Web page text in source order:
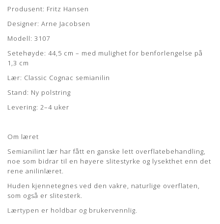
Specifikationer
Model: 3107
Designer: Arne Jacobsen
Læder: Envy Olive Anilin
Stand: Renoveret, originalt møbel, som er nypolstret
hos egen møbelpolstrer.
Sædehøjde: 46,5 cm
Læs mere om pleje og vedligeholdelse her
Produsent: Fritz Hansen
Designer: Arne Jacobsen
Modell: 3107
Setehøyde: 44,5 cm – med mulighet for benforlengelse på
1,3 cm
Lær: Classic Cognac semianilin
Stand: Ny polstring
Levering: 2–4 uker
Om læret
Semianilint lær har fått en ganske lett overflatebehandling,
noe som bidrar til en høyere slitestyrke og lysekthet enn det
rene anilinlæret.
Huden kjennetegnes ved den vakre, naturlige overflaten,
som også er slitesterk.
Lærtypen er holdbar og brukervennlig.